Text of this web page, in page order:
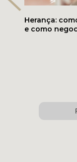
Herança:
e como